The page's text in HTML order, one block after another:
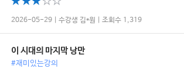
2026-05-29 | 수강생 김*원 | 조회수 1,319
이 시대의 마지막 낭만
#재미있는강의